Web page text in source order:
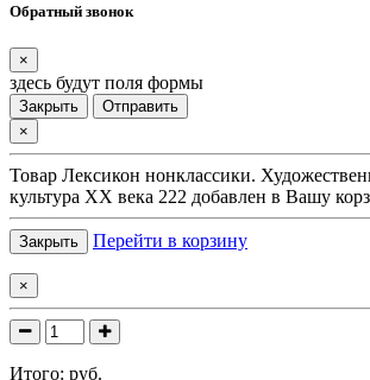
Обратный звонок
×
здесь будут поля формы
Закрыть
Отправить
×
Товар Лексикон нонклассики.
культура XX века 222 добавлен в Вашу
Закрыть Перейти в корзину
×
Итого: руб.